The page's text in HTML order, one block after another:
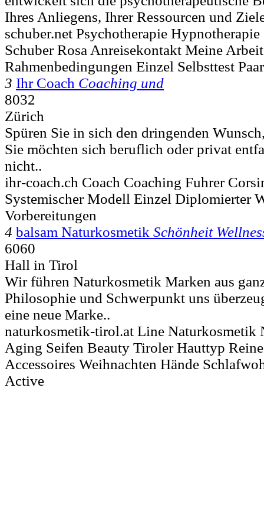
Ihres Anliegens, Ihrer Ressourcen und
schuber.net Psychotherapie Hypnotherapie
Schuber Rosa Anreisekontakt Meine
Rahmenbedingungen Einzel Selbsttest
3 Ihr Coach Coaching und
8032
Zürich
Spüren Sie in sich den dringenden
Sie möchten sich beruflich oder privat
nicht..
ihr-coach.ch Coach Coaching Fuhrer
Systemischer Modell Einzel Diplomierter
Vorbereitungen
4 balsam Naturkosmetik Schönheit
6060
Hall in Tirol
Wir führen Naturkosmetik Marken aus
Philosophie und Schwerpunkt uns
eine neue Marke..
naturkosmetik-tirol.at Line Naturkosmetik
Aging Seifen Beauty Tiroler Hauttyp
Accessoires Weihnachten Hände
Active